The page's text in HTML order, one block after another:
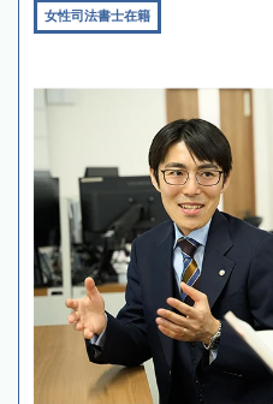
女性司法書士在籍